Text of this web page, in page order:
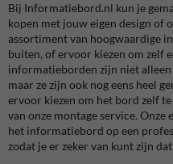
Bij Informatiebord.nl kun je
kopen met jouw eigen design of
assortiment van hoogwaardige
buiten, of ervoor kiezen om zelf
informatieborden zijn niet
maar ze zijn ook nog eens heel
ervoor kiezen om het bord zelf
van onze montage service.
het informatiebord op een
zodat je er zeker van kunt zijn